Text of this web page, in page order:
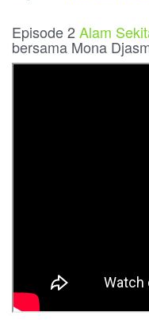
Episode 2 Alam
bersama Mona